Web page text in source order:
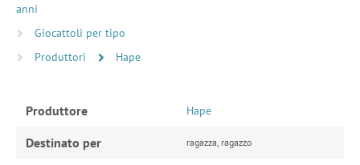
anni
Giocattoli per tipo
Produttori
Hape
Produttore Hape
Destinato per ragazza, ragazzo